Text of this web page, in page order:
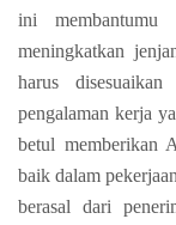
ini membantumu
meningkatkan
harus
pengalaman kerja
betul memberikan
baik dalam
berasal dari